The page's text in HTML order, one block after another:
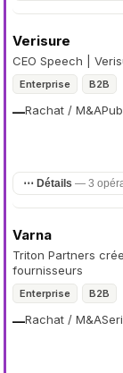
Verisure
CEO Speech |
Enterprise B2B
Rachat / M&A
—
⋯ Détails — 3
Varna
Triton Partners
fournisseurs
Enterprise B2B
Rachat / M&A
—